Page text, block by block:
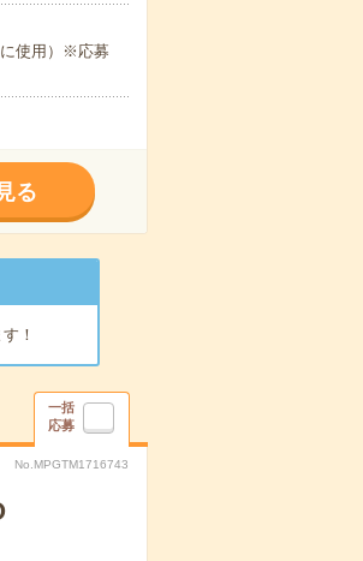
使用）※応募
る
！
一括
応募
No.MPGTM1716743